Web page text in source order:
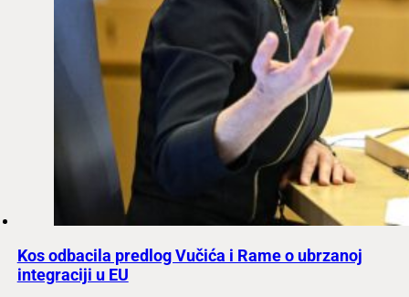
Kos odbacila predlog Vučića i Rame o ubrzanoj
integraciji u EU